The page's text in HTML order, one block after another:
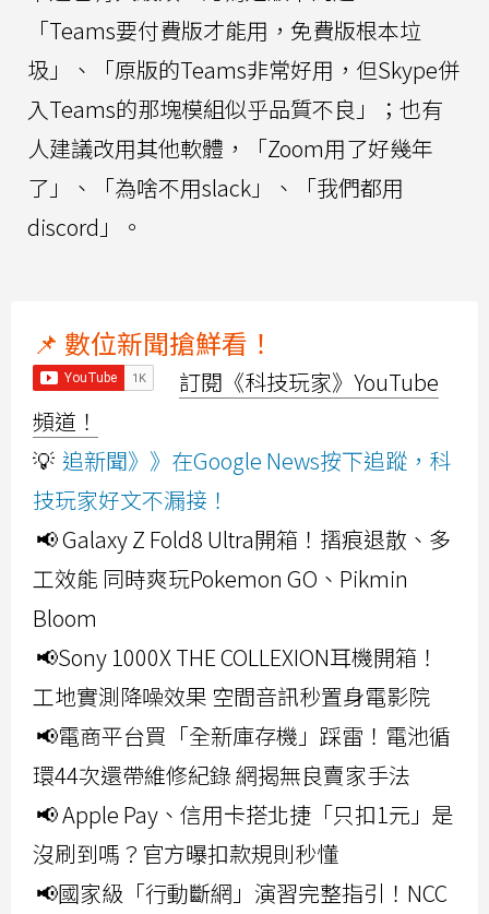
「Teams要付費版才能用，免費版根本垃
圾」、「原版的Teams非常好用，但Skype併
入Teams的那塊模組似乎品質不良」；也有
人建議改用其他軟體，「Zoom用了好幾年
了」、「為啥不用slack」、「我們都用
discord」。
📌 數位新聞搶鮮看！
訂閱《科技玩家》YouTube
頻道！
💡 追新聞》》在Google News按下追蹤，科
技玩家好文不漏接！
📢 Galaxy Z Fold8 Ultra開箱！摺痕退散、多
工效能 同時爽玩Pokemon GO、Pikmin
Bloom
📢Sony 1000X THE COLLEXION耳機開箱！
工地實測降噪效果 空間音訊秒置身電影院
📢電商平台買「全新庫存機」踩雷！電池循
環44次還帶維修紀錄 網揭無良賣家手法
📢 Apple Pay、信用卡搭北捷「只扣1元」是
沒刷到嗎？官方曝扣款規則秒懂
📢國家級「行動斷網」演習完整指引！NCC